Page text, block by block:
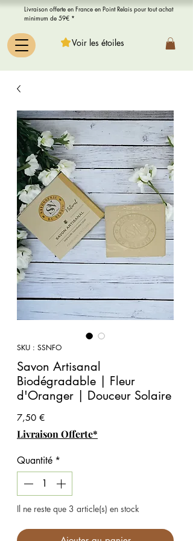
Livraison offerte en France en Point Relais pour tout achat
minimum de 59€ *
Voir les étoiles
SKU : SSNFO
Savon Artisanal
Biodégradable | Fleur
d'Oranger | Douceur Solaire
7,50 €Prix
Livraison Offerte*
Quantité *
Il ne reste que 3 article(s) en stock